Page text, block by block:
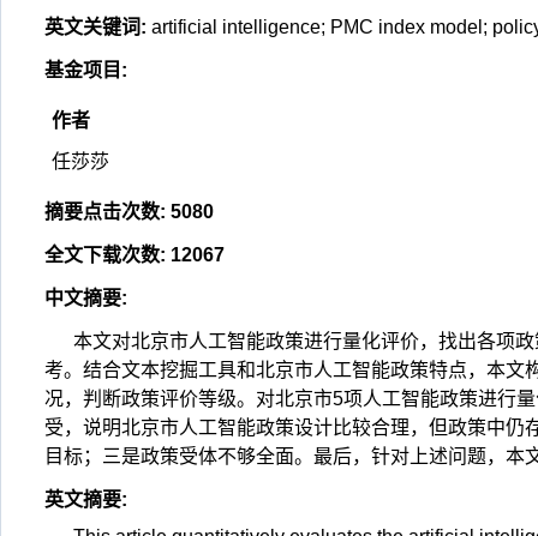
英文关键词: artificial intelligence; PMC index model;
基金项目 :
作者
任莎莎
摘要点击次数: 5080
全文下载次数: 12067
中文摘要:
本文对北京市人工智能政策进行量化评价，找出各项
考。结合文本挖掘工具和北京市人工智能政策特点，本
况，判断政策评价等级。对北京市5项人工智能政策进行
受，说明北京市人工智能政策设计比较合理，但政策中
目标；三是政策受体不够全面。最后，针对上述问题，本
英文摘要: